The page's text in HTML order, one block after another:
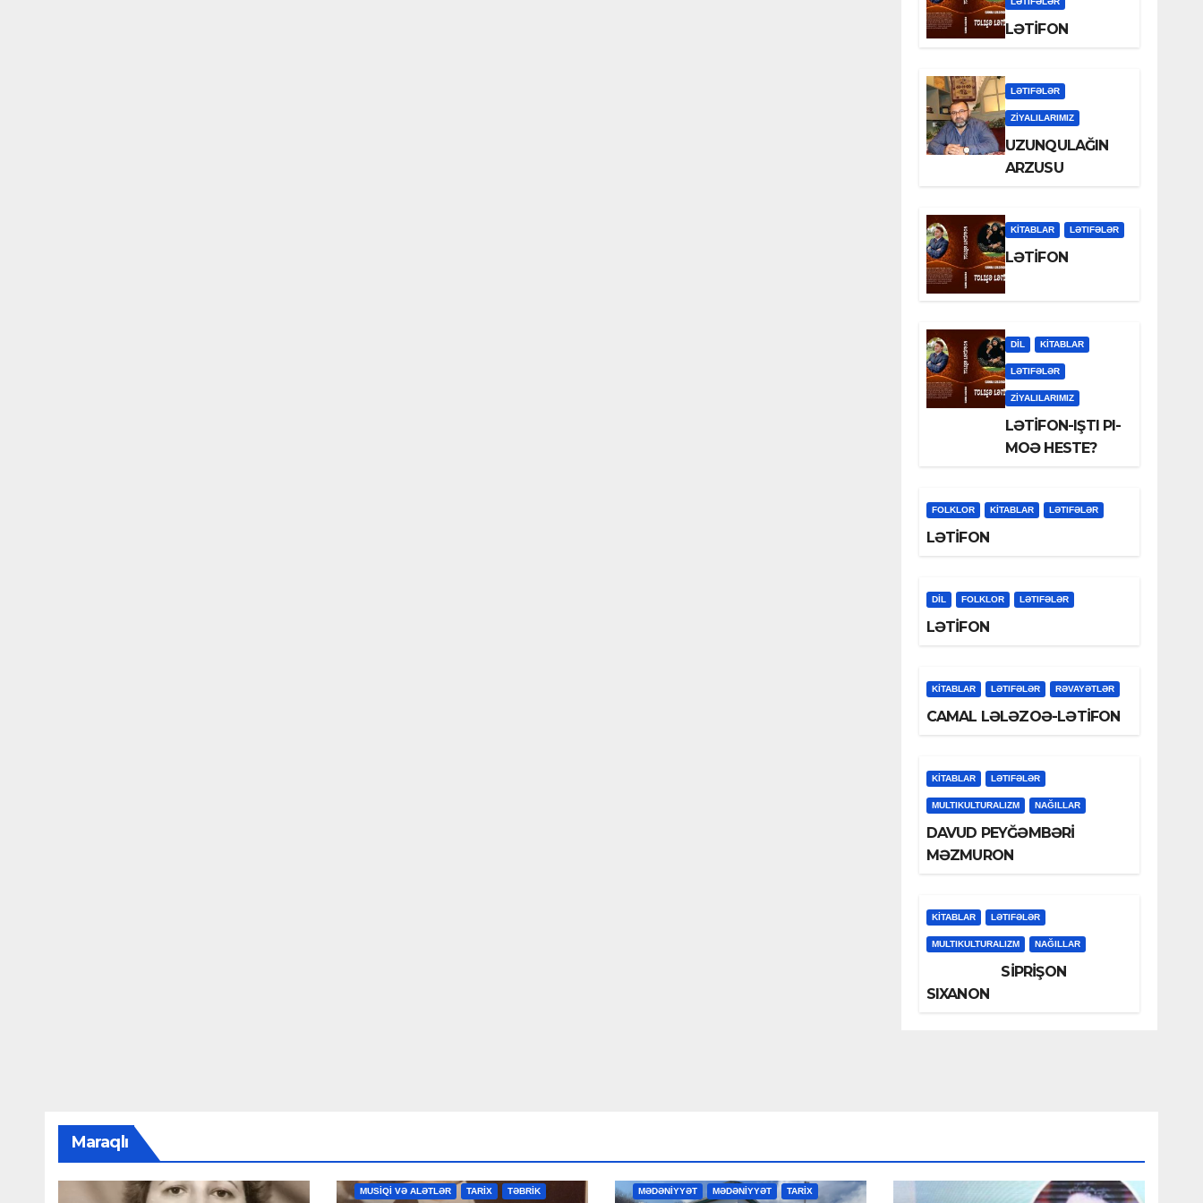
LƏTİFON
LƏTIFƏLƏR
ZİYALILARIMIZ
UZUNQULAĞIN
ARZUSU
KİTABLAR LƏTIFƏLƏR
LƏTİFON
DİL KİTABLAR
LƏTIFƏLƏR
ZİYALILARIMIZ
LƏTİFON-IŞTI PI-
MOƏ HESTE?
FOLKLOR KİTABLAR LƏTIFƏLƏR
LƏTİFON
DİL FOLKLOR LƏTIFƏLƏR
LƏTİFON
KİTABLAR LƏTIFƏLƏR RƏVAYƏTLƏR
CAMAL LƏLƏZOƏ-LƏTİFON
KİTABLAR LƏTIFƏLƏR
MULTIKULTURALIZM NAĞILLAR
DAVUD PEYĞƏMBƏRİ
MƏZMURON
KİTABLAR LƏTIFƏLƏR
MULTIKULTURALIZM NAĞILLAR
SİPRİŞON
SIXANON
Maraqlı
MAHNILAR MƏDƏNİYYƏT MƏDƏNİYYƏT
MUSİQİ VƏ ALƏTLƏR TARİX TƏBRİK MƏDƏNİYYƏT MƏDƏNİYYƏT TARİX